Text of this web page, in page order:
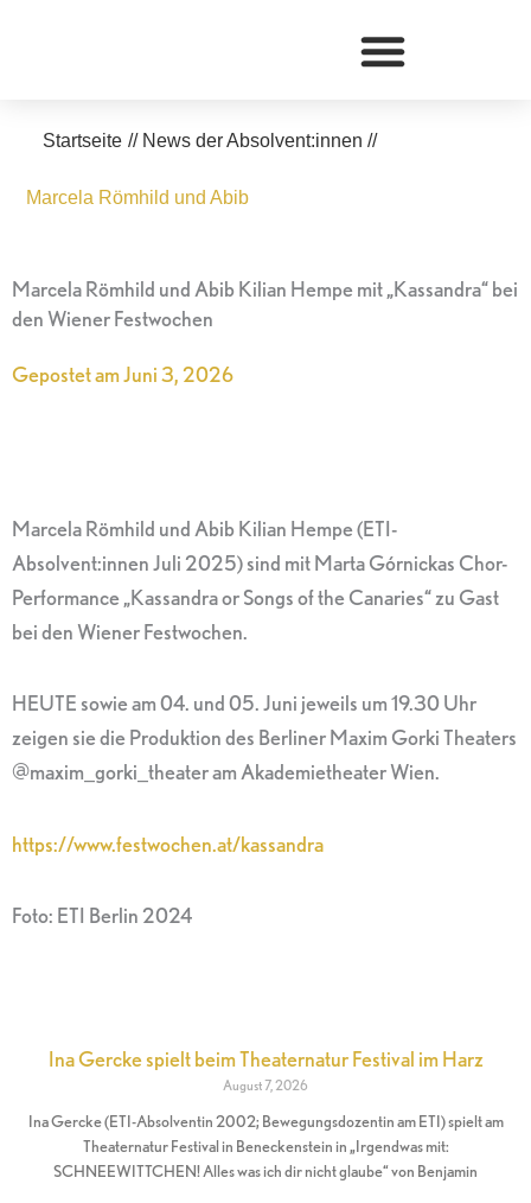
Startseite // News der Absolvent:innen //
Marcela Römhild und Abib
Marcela Römhild und Abib Kilian Hempe mit „Kassandra“ bei
den Wiener Festwochen
Gepostet amJuni 3, 2026
Marcela Römhild und Abib Kilian Hempe (ETI-
Absolvent:innen Juli 2025) sind mit Marta Górnickas Chor-
Performance „Kassandra or Songs of the Canaries“ zu Gast
bei den Wiener Festwochen.
HEUTE sowie am 04. und 05. Juni jeweils um 19.30 Uhr
zeigen sie die Produktion des Berliner Maxim Gorki Theaters
@maxim_gorki_theater am Akademietheater Wien.
https://www.festwochen.at/kassandra
Foto: ETI Berlin 2024
Ina Gercke spielt beim Theaternatur Festival im Harz
August 7, 2026
Ina Gercke (ETI-Absolventin 2002; Bewegungsdozentin am ETI) spielt am
Theaternatur Festival in Beneckenstein in „Irgendwas mit:
SCHNEEWITTCHEN! Alles was ich dir nicht glaube“ von Benjamin